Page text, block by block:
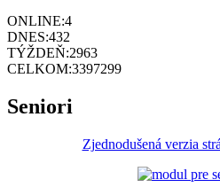
ONLINE:4
DNES:432
TÝŽDEŇ:2963
CELKOM:3397299
Seniori
Zjednodušená verzia